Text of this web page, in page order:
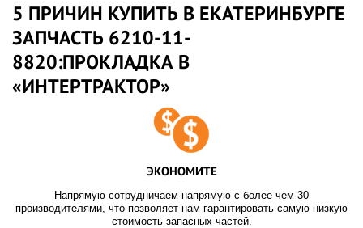
5 ПРИЧИН КУПИТЬ В ЕКАТЕРИНБУРГЕ
ЗАПЧАСТЬ 6210-11-
8820:ПРОКЛАДКА В
«ИНТЕРТРАКТОР»
ЭКОНОМИТЕ
Напрямую сотрудничаем напрямую с более чем 30
производителями, что позволяет нам гарантировать самую низкую
стоимость запасных частей.